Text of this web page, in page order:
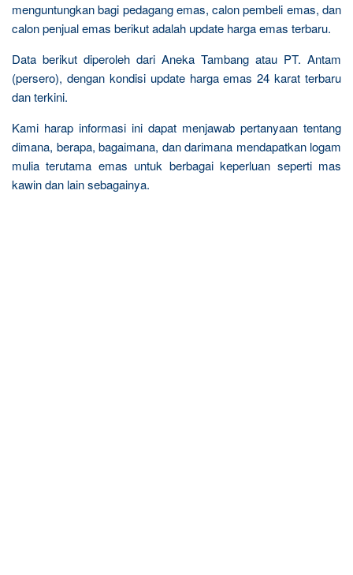
menguntungkan bagi pedagang emas, calon pembeli emas, dan
calon penjual emas berikut adalah update harga emas terbaru.
Data berikut diperoleh dari Aneka Tambang atau PT. Antam
(persero), dengan kondisi update harga emas 24 karat terbaru
dan terkini.
Kami harap informasi ini dapat menjawab pertanyaan tentang
dimana, berapa, bagaimana, dan darimana mendapatkan logam
mulia terutama emas untuk berbagai keperluan seperti mas
kawin dan lain sebagainya.